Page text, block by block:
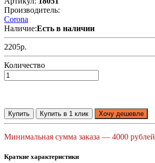
Производитель:
Corona
Наличие:Есть в наличии
2205р.
Количество
Купить Купить в 1 клик Хочу дешевле
Минимальная сумма заказа — 4000 рублей
Краткие характеристики